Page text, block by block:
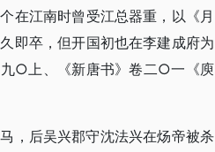
在江南时曾受江总器重，以《月
即卒，但开国初也在李建成府为
九○上、《新唐书》卷二○一《庾
，后吴兴郡守沈法兴在炀帝被杀